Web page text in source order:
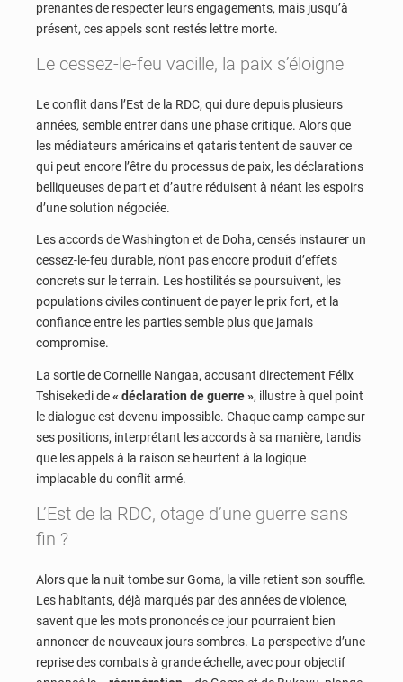
prenantes de respecter leurs engagements, mais jusqu’à
présent, ces appels sont restés lettre morte.
Le cessez-le-feu vacille, la paix s’éloigne
Le conflit dans l’Est de la RDC, qui dure depuis plusieurs
années, semble entrer dans une phase critique. Alors que
les médiateurs américains et qataris tentent de sauver ce
qui peut encore l’être du processus de paix, les déclarations
belliqueuses de part et d’autre réduisent à néant les espoirs
d’une solution négociée.
Les accords de Washington et de Doha, censés instaurer un
cessez-le-feu durable, n’ont pas encore produit d’effets
concrets sur le terrain. Les hostilités se poursuivent, les
populations civiles continuent de payer le prix fort, et la
confiance entre les parties semble plus que jamais
compromise.
La sortie de Corneille Nangaa, accusant directement Félix
Tshisekedi de« déclaration de guerre », illustre à quel point
le dialogue est devenu impossible. Chaque camp campe sur
ses positions, interprétant les accords à sa manière, tandis
que les appels à la raison se heurtent à la logique
implacable du conflit armé.
L’Est de la RDC, otage d’une guerre sans
fin ?
Alors que la nuit tombe sur Goma, la ville retient son souffle.
Les habitants, déjà marqués par des années de violence,
savent que les mots prononcés ce jour pourraient bien
annoncer de nouveaux jours sombres. La perspective d’une
reprise des combats à grande échelle, avec pour objectif